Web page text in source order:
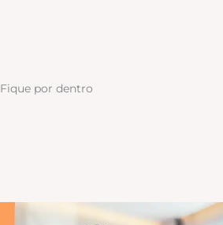
Fique por dentro